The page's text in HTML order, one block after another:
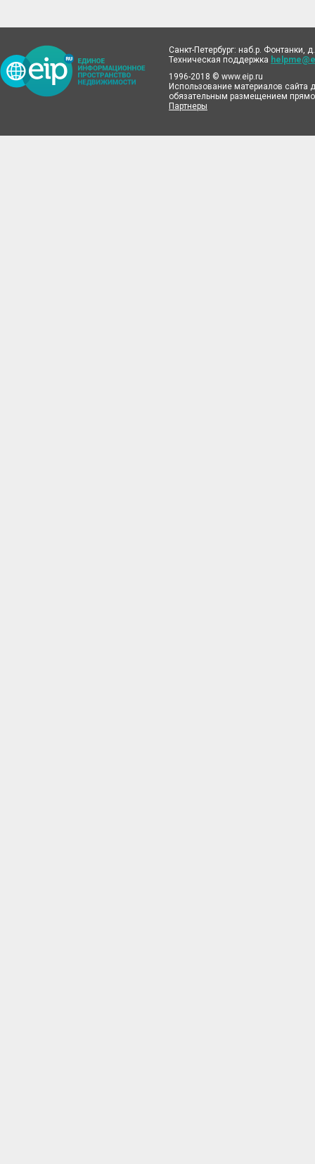
Санкт-Петербург: наб.р. Фонтанки,
Техническая поддержка
1996-2018 © www.eip.ru
Использование материалов сайта
обязательным размещением
Партнеры